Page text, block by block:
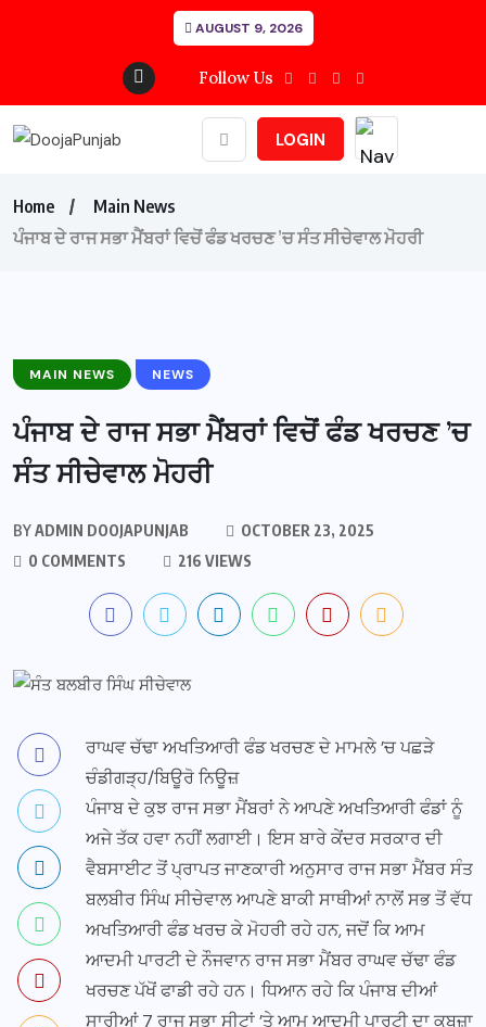
AUGUST 9, 2026
Follow Us
LOGIN
Home
Main News
ਪੰਜਾਬ ਦੇ ਰਾਜ ਸਭਾ ਮੈਂਬਰਾਂ ਵਿਚੋਂ ਫੰਡ ਖਰਚਣ ’ਚ ਸੰਤ ਸੀਚੇਵਾਲ ਮੋਹਰੀ
MAIN NEWS NEWS
ਪੰਜਾਬ ਦੇ ਰਾਜ ਸਭਾ ਮੈਂਬਰਾਂ ਵਿਚੋਂ ਫੰਡ ਖਰਚਣ ’ਚ
ਸੰਤ ਸੀਚੇਵਾਲ ਮੋਹਰੀ
BYADMIN DOOJAPUNJAB
OCTOBER 23, 2025
0 COMMENTS
216 VIEWS
ਰਾਘਵ ਚੱਢਾ ਅਖਤਿਆਰੀ ਫੰਡ ਖਰਚਣ ਦੇ ਮਾਮਲੇ ’ਚ ਪਛੜੇ
ਚੰਡੀਗੜ੍ਹ/ਬਿਊਰੋ ਨਿਊਜ਼
ਪੰਜਾਬ ਦੇ ਕੁਝ ਰਾਜ ਸਭਾ ਮੈਂਬਰਾਂ ਨੇ ਆਪਣੇ ਅਖਤਿਆਰੀ ਫੰਡਾਂ ਨੂੰ
ਅਜੇ ਤੱਕ ਹਵਾ ਨਹੀਂ ਲਗਾਈ। ਇਸ ਬਾਰੇ ਕੇਂਦਰ ਸਰਕਾਰ ਦੀ
ਵੈਬਸਾਈਟ ਤੋਂ ਪ੍ਰਾਪਤ ਜਾਣਕਾਰੀ ਅਨੁਸਾਰ ਰਾਜ ਸਭਾ ਮੈਂਬਰ ਸੰਤ
ਬਲਬੀਰ ਸਿੰਘ ਸੀਚੇਵਾਲ ਆਪਣੇ ਬਾਕੀ ਸਾਥੀਆਂ ਨਾਲੋਂ ਸਭ ਤੋਂ ਵੱਧ
ਅਖਤਿਆਰੀ ਫੰਡ ਖਰਚ ਕੇ ਮੋਹਰੀ ਰਹੇ ਹਨ, ਜਦੋਂ ਕਿ ਆਮ
ਆਦਮੀ ਪਾਰਟੀ ਦੇ ਨੌਜਵਾਨ ਰਾਜ ਸਭਾ ਮੈਂਬਰ ਰਾਘਵ ਚੱਢਾ ਫੰਡ
ਖਰਚਣ ਪੱਖੋਂ ਫਾਡੀ ਰਹੇ ਹਨ। ਧਿਆਨ ਰਹੇ ਕਿ ਪੰਜਾਬ ਦੀਆਂ
ਸਾਰੀਆਂ 7 ਰਾਜ ਸਭਾ ਸੀਟਾਂ ’ਤੇ ਆਮ ਆਦਮੀ ਪਾਰਟੀ ਦਾ ਕਬਜ਼ਾ